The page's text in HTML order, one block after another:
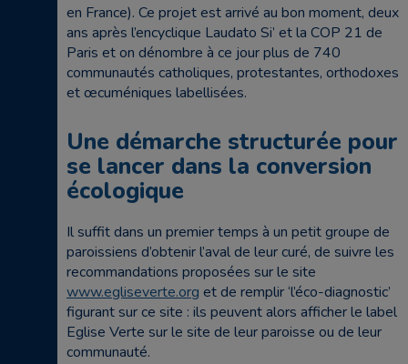
en France). Ce projet est arrivé au bon moment, deux
ans après l’encyclique Laudato Si’ et la COP 21 de
Paris et on dénombre à ce jour plus de 740
communautés catholiques, protestantes, orthodoxes
et œcuméniques labellisées.
Une démarche structurée pour
se lancer dans la conversion
écologique
Il suffit dans un premier temps à un petit groupe de
paroissiens d’obtenir l’aval de leur curé, de suivre les
recommandations proposées sur le site
www.egliseverte.org et de remplir ‘l’éco-diagnostic’
figurant sur ce site : ils peuvent alors afficher le label
Eglise Verte sur le site de leur paroisse ou de leur
communauté.